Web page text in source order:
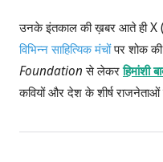
उनके इंतकाल की ख़बर आते ही
विभिन्न साहित्यिक मंचोंपर शोक
Foundationसे लेकर
कवियों और देश के शीर्ष राजनेताओं